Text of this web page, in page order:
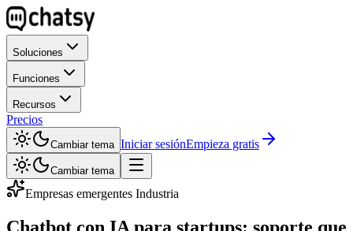
Soluciones
Funciones
Recursos
Precios
Cambiar tema Iniciar sesiónEmpieza gratis
Cambiar tema
Empresas emergentes Industria